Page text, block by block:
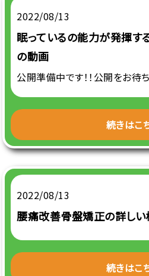
2022/08/13
眠っているの能力が発揮す
の動画
公開準備中です！！公開をお待ち
続きはこ
2022/08/13
腰痛改善骨盤矯正の詳し
続きはこ